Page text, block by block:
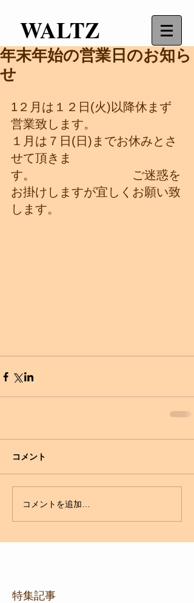
WALTZ
年末年始の営業日のお知ら
せ
1２月は１２日(火)以降休まず
営業致します。
１月は７日(日)までお休みとさ
せて頂きま
す。　　　　　　　　ご迷惑を
お掛けしますが宜しくお願い致
します。
コメント
コメントを追加…
特集記事